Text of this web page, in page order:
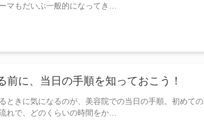
マもだいぶ一般的になってき…
前に、当日の手順を知っておこう！
ときに気になるのが、美容院での当日の手順。初めての
れで、どのくらいの時間をか…